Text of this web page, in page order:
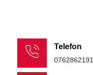
Telefon
0762862191